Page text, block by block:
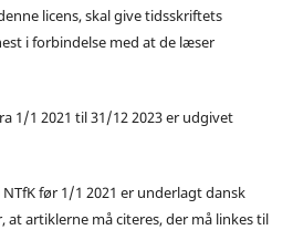
licens, skal give tidsskriftets
i forbindelse med at de læser
1/1 2021 til 31/12 2023 er udgivet
før 1/1 2021 er underlagt dansk
artiklerne må citeres, der må linkes til